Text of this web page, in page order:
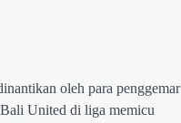
oleh para penggemar
United di liga memicu